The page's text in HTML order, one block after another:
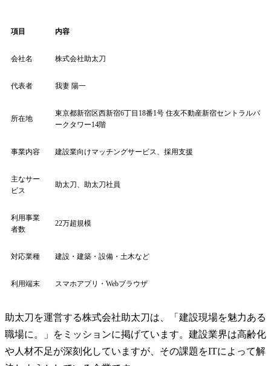
項目 内容
会社名 株式会社助太刀
代表者 我妻 陽一
所在地
東京都新宿区西新宿6丁目18番1号 住友不動産新宿セントラルパ
ークタワー14階
事業内容 建設業向けマッチングサービス、採用支援
主なサー
ビス
助太刀、助太刀社員
利用事業
者数
22万超規模
対応業種 建設・建築・設備・土木など
利用端末 スマホアプリ・Webブラウザ
助太刀を運営する株式会社助太刀は、「建設現場を魅力ある
職場に。」をミッションに掲げています。建設業界は高齢化
や人材不足が深刻化していますが、その課題をITによって解